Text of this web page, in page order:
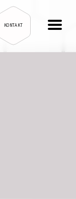
KONTAKT